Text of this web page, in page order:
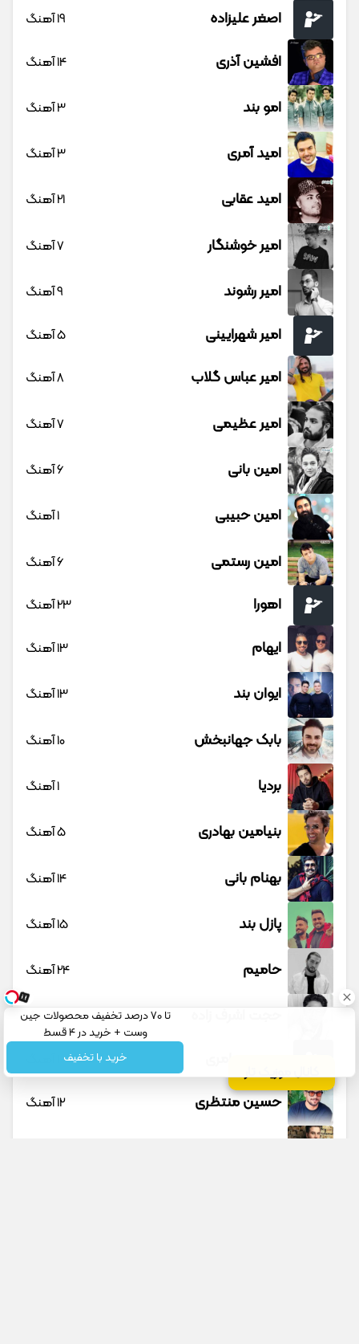
کانال موزیک تار
اصغر علیزاده 19 آهنگ
افشین آذری 14 آهنگ
امو بند 3 آهنگ
امید آمری 3 آهنگ
امید عقابی 21 آهنگ
امیر خوشنگار 7 آهنگ
امیر رشوند 9 آهنگ
امیر شهرایینی 5 آهنگ
امیر عباس گلاب 8 آهنگ
امیر عظیمی 7 آهنگ
امین بانی 6 آهنگ
امین حبیبی 1 آهنگ
امین رستمی 6 آهنگ
اهورا 23 آهنگ
ایهام 13 آهنگ
ایوان بند 13 آهنگ
بابک جهانبخش 10 آهنگ
بردیا 1 آهنگ
بنیامین بهادری 5 آهنگ
بهنام بانی 14 آهنگ
پازل بند 15 آهنگ
حامیم 24 آهنگ
23 آهنگ
حسین منتظری 12 آهنگ
تا 70 درصد تخفیف محصولات جین
وست + خرید در 4 قسط
خرید با تخفیف